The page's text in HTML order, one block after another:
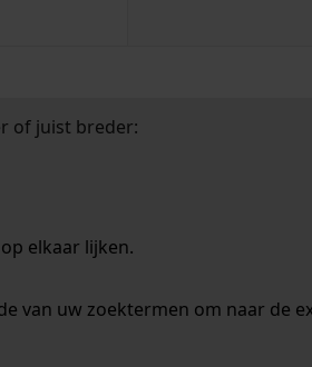
of juist breder:
elkaar lijken.
van uw zoektermen om naar de